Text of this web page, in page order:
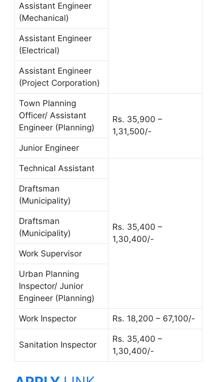
Assistant Engineer
(Mechanical)
Assistant Engineer
(Electrical)
Assistant Engineer
(Project Corporation)
Town Planning
Officer/ Assistant
Engineer (Planning)
Rs. 35,900 –
1,31,500/-
Junior Engineer
Technical Assistant
Rs. 35,400 –
1,30,400/-
Draftsman
(Municipality)
Draftsman
(Municipality)
Work Supervisor
Urban Planning
Inspector/ Junior
Engineer (Planning)
Work Inspector Rs. 18,200 – 67,100/-
Sanitation Inspector
Rs. 35,400 –
1,30,400/-